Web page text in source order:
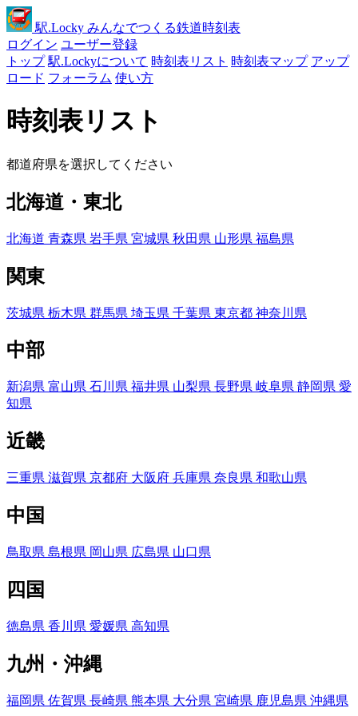
駅.Locky みんなでつくる鉄道時刻表
ログイン ユーザー登録
トップ 駅.Lockyについて 時刻表リスト 時刻表マップ アップ
ロード フォーラム 使い方
時刻表リスト
都道府県を選択してください
北海道・東北
北海道 青森県 岩手県 宮城県 秋田県 山形県 福島県
関東
茨城県 栃木県 群馬県 埼玉県 千葉県 東京都 神奈川県
中部
新潟県 富山県 石川県 福井県 山梨県 長野県 岐阜県 静岡県 愛
知県
近畿
三重県 滋賀県 京都府 大阪府 兵庫県 奈良県 和歌山県
中国
鳥取県 島根県 岡山県 広島県 山口県
四国
徳島県 香川県 愛媛県 高知県
九州・沖縄
福岡県 佐賀県 長崎県 熊本県 大分県 宮崎県 鹿児島県 沖縄県